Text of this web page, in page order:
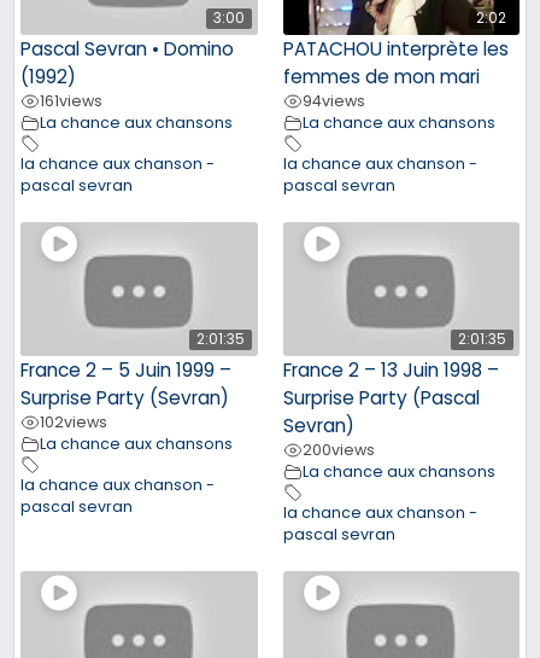
3:00
Pascal Sevran • Domino
(1992)
161views
La chance aux chansons
la chance aux chanson -
pascal sevran
2:02
PATACHOU interprète les
femmes de mon mari
94views
La chance aux chansons
la chance aux chanson -
pascal sevran
2:01:35
France 2 – 5 Juin 1999 –
Surprise Party (Sevran)
102views
La chance aux chansons
la chance aux chanson -
pascal sevran
2:01:35
France 2 – 13 Juin 1998 –
Surprise Party (Pascal
Sevran)
200views
La chance aux chansons
la chance aux chanson -
pascal sevran